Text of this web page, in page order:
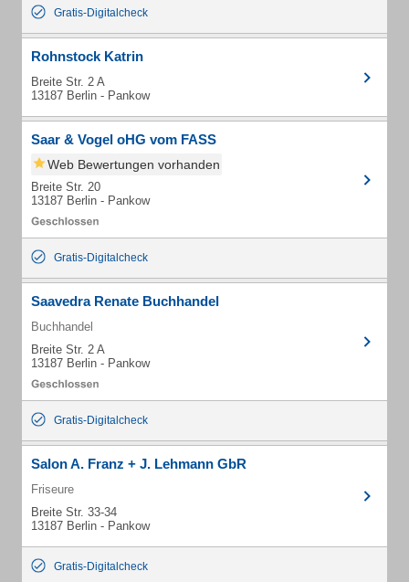
Gratis-Digitalcheck
Rohnstock Katrin
Breite Str. 2 A
13187 Berlin - Pankow
Saar & Vogel oHG vom FASS
Web Bewertungen vorhanden
Breite Str. 20
13187 Berlin - Pankow
Gratis-Digitalcheck
Saavedra Renate Buchhandel
Buchhandel
Breite Str. 2 A
13187 Berlin - Pankow
Gratis-Digitalcheck
Salon A. Franz + J. Lehmann GbR
Friseure
Breite Str. 33-34
13187 Berlin - Pankow
Gratis-Digitalcheck